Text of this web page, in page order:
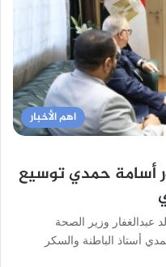
اهم الأخبار
أسامة حمدي توسيع
عبدالغفار وزير الصحة
أستاذ الباطنة والسكر